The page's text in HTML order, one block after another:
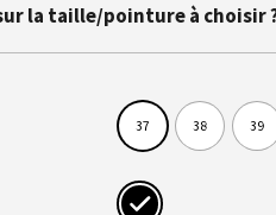
la taille/pointure à choisir
37 38 39